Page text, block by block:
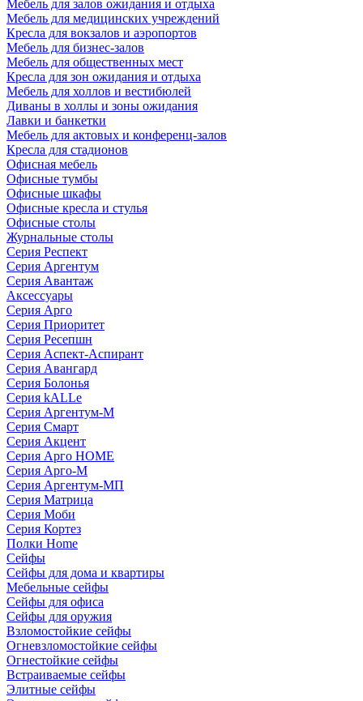
Мебель для залов ожидания и отдыха
Мебель для медицинских учреждений
Кресла для вокзалов и аэропортов
Мебель для бизнес-залов
Мебель для общественных мест
Кресла для зон ожидания и отдыха
Мебель для холлов и вестибюлей
Диваны в холлы и зоны ожидания
Лавки и банкетки
Мебель для актовых и конференц-залов
Кресла для стадионов
Офисная мебель
Офисные тумбы
Офисные шкафы
Офисные кресла и стулья
Офисные столы
Журнальные столы
Серия Респект
Серия Аргентум
Серия Авантаж
Аксессуары
Серия Арго
Серия Приоритет
Серия Ресепшн
Серия Аспект-Аспирант
Серия Авангард
Серия Болонья
Серия kALLe
Серия Аргентум-М
Серия Смарт
Серия Акцент
Серия Арго HOME
Серия Арго-М
Серия Аргентум-МП
Серия Матрица
Серия Моби
Серия Кортез
Полки Home
Сейфы
Сейфы для дома и квартиры
Мебельные сейфы
Сейфы для офиса
Сейфы для оружия
Взломостойкие сейфы
Огневзломостойкие сейфы
Огнестойкие сейфы
Встраиваемые сейфы
Элитные сейфы